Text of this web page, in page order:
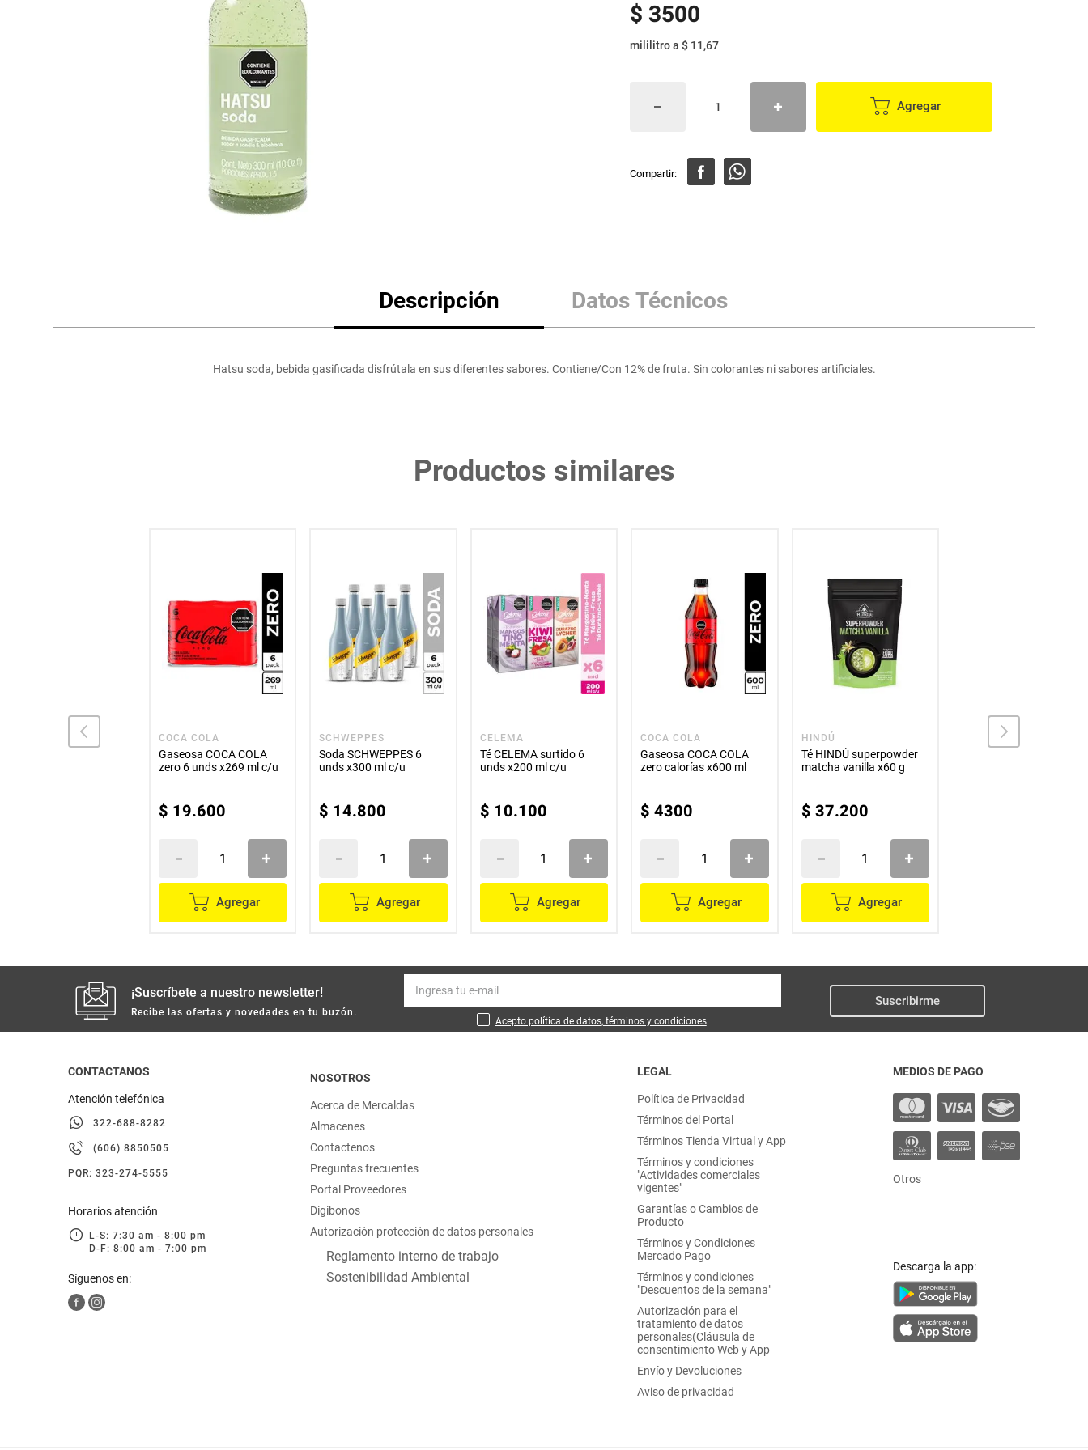
otros
$ 3500
mililitroa $ 11,67
Agregar
Descripción Datos Técnicos
Hatsu soda, bebida gasificada disfrútala en sus diferentes sabores. Contiene/Con 12% de fruta. Sin colorantes ni sabores artificiales.
Productos similares
COCA COLA
Gaseosa COCA COLA
zero 6 unds x269 ml c/u
$ 19.600
Agregar
SCHWEPPES
Soda SCHWEPPES 6
unds x300 ml c/u
$ 14.800
Agregar
CELEMA
Té CELEMA surtido 6
unds x200 ml c/u
$ 10.100
Agregar
COCA COLA
Gaseosa COCA COLA
zero calorías x600 ml
$ 4300
Agregar
HINDÚ
Té HINDÚ superpowder
matcha vanilla x60 g
$ 37.200
Agregar
COCA COLA
¡Suscríbete a nuestro newsletter!
Recibe las ofertas y novedades en tu buzón.
Acepto política de datos, términos y condiciones
Suscribirme
CONTACTANOS
Atención telefónica
322-688-8282
(606) 8850505
PQR: 323-274-5555
Horarios atención
L-S: 7:30 am - 8:00 pm
D-F: 8:00 am - 7:00 pm
Síguenos en:
NOSOTROS
Acerca de Mercaldas
Almacenes
Contactenos
Preguntas frecuentes
Portal Proveedores
Digibonos
Autorización protección de datos personales
Reglamento interno de trabajo
Sostenibilidad Ambiental
LEGAL
Política de Privacidad
Términos del Portal
Términos Tienda Virtual y App
Términos y condiciones
"Actividades comerciales
vigentes"
Garantías o Cambios de
Producto
Términos y Condiciones
Mercado Pago
Términos y condiciones
"Descuentos de la semana"
Autorización para el
tratamiento de datos
personales(Cláusula de
consentimiento Web y App
Envío y Devoluciones
Aviso de privacidad
MEDIOS DE PAGO
Otros
Descarga la app:
Aceite